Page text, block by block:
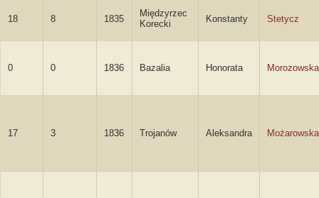
18 8 1835
Międzyrzec
Korecki
Konstanty Stetycz
0 0 1836 Bazalia Honorata Morozowska
17 3 1836 Trojanów Aleksandra Możarowska